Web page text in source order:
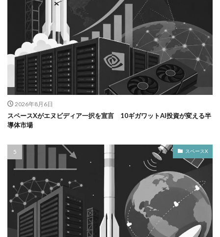
2026年8月6日
スペースXがエヌビディア一択を宣言 10ギガワットAI投資が変える半
導体市場
スペースX